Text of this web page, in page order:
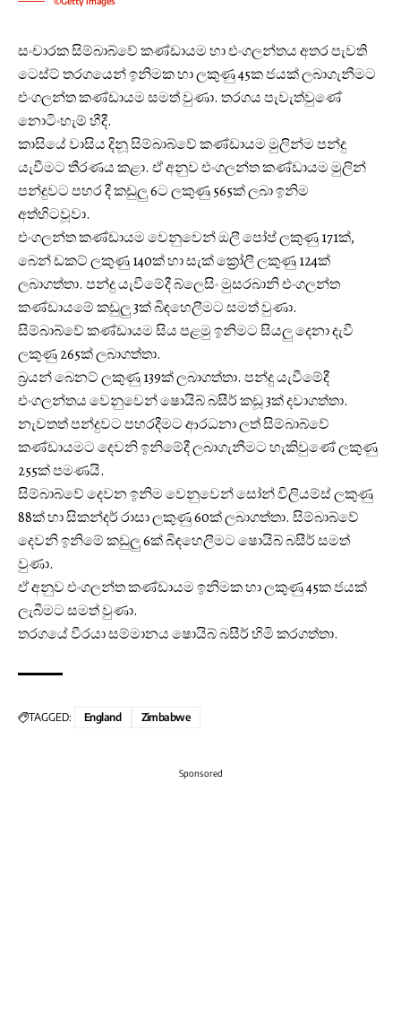
සංචාරක සිම්බාබ්වේ කණ්ඩායම හා එංගලන්තය අතර පැවති
ටෙස්ට් තරගයෙන් ඉනිමක හා ලකුණු 45ක ජයක් ලබාගැනීමට
එංගලන්ත කණ්ඩායම සමත් වුණා. තරගය පැවැත්වුණේ
නොටිංහැම් හීදී.
කාසියේ වාසිය දිනූ සිම්බාබ්වේ කණ්ඩායම මුලින්ම පන්දු
යැවීමට තීරණය කළා. ඒ අනුව එංගලන්ත කණ්ඩායම මුලින්
පන්දුවට පහර දී කඩුලු 6ට ලකුණු 565ක් ලබා ඉනිම
අත්හිටවූවා.
එංගලන්ත කණ්ඩායම වෙනුවෙන් ඔලී පෝප් ලකුණු 171ක්,
බෙන් ඩකට් ලකුණු 140ක් හා සැක් ක්‍රෝලී ලකුණු 124ක්
ලබාගත්තා. පන්දු යැවීමේදී බ්ලෙසිං මුසරබානි එංගලන්ත
කණ්ඩායමේ කඩුලු 3ක් බිඳහෙලීමට සමත් වුණා.
සිම්බාබ්වේ කණ්ඩායම සිය පළමු ඉනිමට සියලු දෙනා දැවී
ලකුණු 265ක් ලබාගත්තා.
බ්‍රයන් බෙනට් ලකුණු 139ක් ලබාගත්තා. පන්දු යැවීමේදී
එංගලන්තය වෙනුවෙන් ෂොයිබ් බසීර් කඩූ 3ක් දවාගත්තා.
නැවතත් පන්දුවට පහරදීමට ආරධනා ලත් සිම්බාබ්වේ
කණ්ඩායමට දෙවනි ඉනිමේදී ලබාගැනීමට හැකිවුණේ ලකුණු
255ක් පමණයි.
සිම්බාබ්වේ දෙවන ඉනිම වෙනුවෙන් සෝන් විලියම්ස් ලකුණු
88ක් හා සිකන්දර් රාසා ලකුණු 60ක් ලබාගත්තා. සිම්බාබ්වේ
දෙවනි ඉනිමේ කඩුලු 6ක් බිඳහෙලීමට ෂොයිබ් බසීර් සමත්
වුණා.
ඒ අනුව එංගලන්ත කණ්ඩායම ඉනිමක හා ලකුණු 45ක ජයක්
ලැබීමට සමත් වුණා.
තරගයේ වීරයා සම්මානය ෂොයිබ් බසීර් හිමි කරගත්තා.
TAGGED: England Zimbabwe
Sponsored